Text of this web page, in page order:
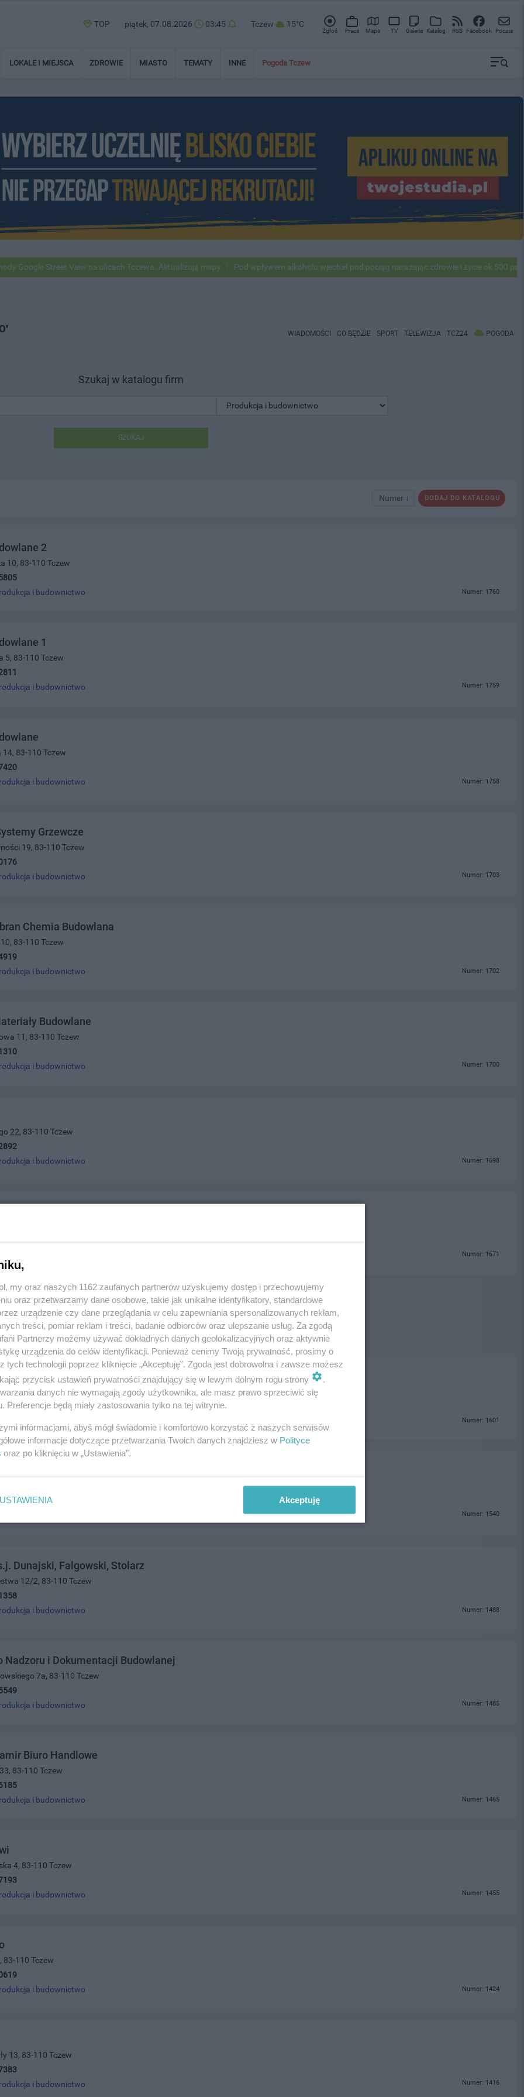
TOP piątek, 07.08.2026 03:45 Tczew 15°C
Zgłoś Praca Mapa TV Galeria Katalog RSS Facebook Poczta
LOKALE I MIEJSCA ZDROWIE MIASTO TEMATY INNE Pogoda Tczew
Street View na ulicach Tczewa. Aktualizują mapy Pod wpływem alkoholu wjechał pod pociąg narażając zdrowie i życie ok 500
WIADOMOŚCI CO BĘDZIE SPORT TELEWIZJA TCZ24 POGODA
Szukaj w katalogu firm
SZUKAJ
DODAJ DO KATALOGU
Numer ↓
2
10, 83-110 Tczew
i budownictwo Numer: 1760
1
5, 83-110 Tczew
i budownictwo Numer: 1759
83-110 Tczew
i budownictwo Numer: 1758
Grzewcze
19, 83-110 Tczew
i budownictwo Numer: 1703
Chemia Budowlana
83-110 Tczew
i budownictwo Numer: 1702
Budowlane
11, 83-110 Tczew
i budownictwo Numer: 1700
22, 83-110 Tczew
i budownictwo Numer: 1698
3, 83-110 Tczew
Numer: 1671
83-110 Tczew
Numer: 1601
Numer: 1540
Dunajski, Falgowski, Stolarz
12/2, 83-110 Tczew
i budownictwo Numer: 1488
Nadzoru i Dokumentacji Budowlanej
7a, 83-110 Tczew
i budownictwo Numer: 1485
Biuro Handlowe
83-110 Tczew
i budownictwo Numer: 1465
4, 83-110 Tczew
i budownictwo Numer: 1455
83-110 Tczew
i budownictwo Numer: 1424
13, 83-110 Tczew
i budownictwo Numer: 1416
my oraz naszych 1162 zaufanych partnerów uzyskujemy dostęp i przechowujemy
oraz przetwarzamy dane osobowe, takie jak unikalne identyfikatory, standardowe
urządzenie czy dane przeglądania w celu zapewniania spersonalizowanych reklam,
treści, pomiar reklam i treści, badanie odbiorców oraz ulepszanie usług. Za zgodą
Partnerzy możemy używać dokładnych danych geolokalizacyjnych oraz aktywnie
urządzenia do celów identyfikacji. Ponieważ cenimy Twoją prywatność, prosimy o
tych technologii poprzez kliknięcie „Akceptuję”. Zgoda jest dobrowolna i zawsze możesz
przycisk ustawień prywatności znajdujący się w lewym dolnym rogu strony
.
danych nie wymagają zgody użytkownika, ale masz prawo sprzeciwić się
Preferencje będą miały zastosowania tylko na tej witrynie.
informacjami, abyś mógł świadomie i komfortowo korzystać z naszych serwisów
informacje dotyczące przetwarzania Twoich danych znajdziesz w Polityce
oraz po kliknięciu w „Ustawienia”.
USTAWIENIA Akceptuję